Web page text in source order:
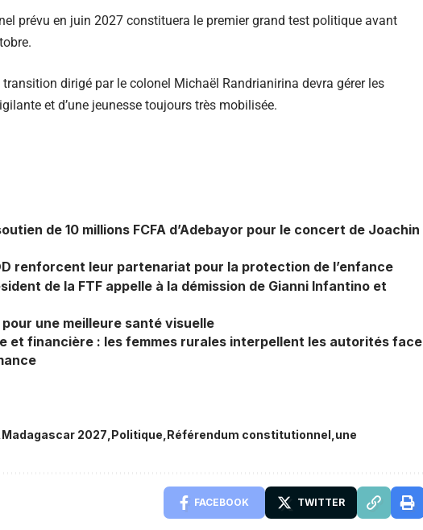
prévu en juin 2027 constituera le premier grand test politique avant
transition dirigé par le colonel Michaël Randrianirina devra gérer les
et d’une jeunesse toujours très mobilisée.
de 10 millions FCFA d’Adebayor pour le concert de Joachin
renforcent leur partenariat pour la protection de l’enfance
de la FTF appelle à la démission de Gianni Infantino et
pour une meilleure santé visuelle
et financière : les femmes rurales interpellent les autorités face
Madagascar 2027 Politique Référendum constitutionnel une
FACEBOOK TWITTER